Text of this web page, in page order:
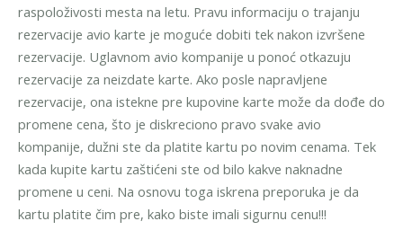
raspoloživosti mesta na letu. Pravu informaciju o trajanju
rezervacije avio karte je moguće dobiti tek nakon izvršene
rezervacije. Uglavnom avio kompanije u ponoć otkazuju
rezervacije za neizdate karte. Ako posle napravljene
rezervacije, ona istekne pre kupovine karte može da dođe do
promene cena, što je diskreciono pravo svake avio
kompanije, dužni ste da platite kartu po novim cenama. Tek
kada kupite kartu zaštićeni ste od bilo kakve naknadne
promene u ceni. Na osnovu toga iskrena preporuka je da
kartu platite čim pre, kako biste imali sigurnu cenu!!!